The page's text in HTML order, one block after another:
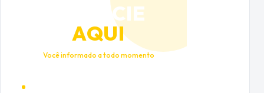
ANUNCIE
AQUI
Você informado a todo momento